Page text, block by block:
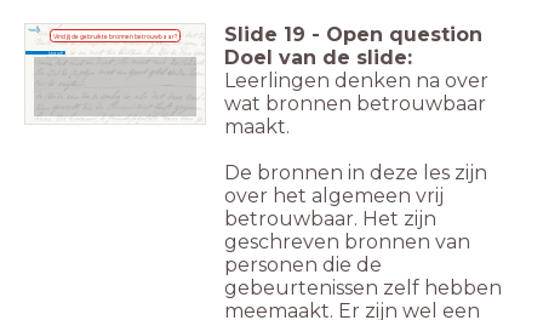
Leg uit!
Vind jij de gebruikte bronnen betrouwbaar? Slide 19 - Open question
Doel van de slide:
Leerlingen denken na over
wat bronnen betrouwbaar
maakt.
De bronnen in deze les zijn
over het algemeen vrij
betrouwbaar. Het zijn
geschreven bronnen van
personen die de
gebeurtenissen zelf hebben
meemaakt. Er zijn wel een